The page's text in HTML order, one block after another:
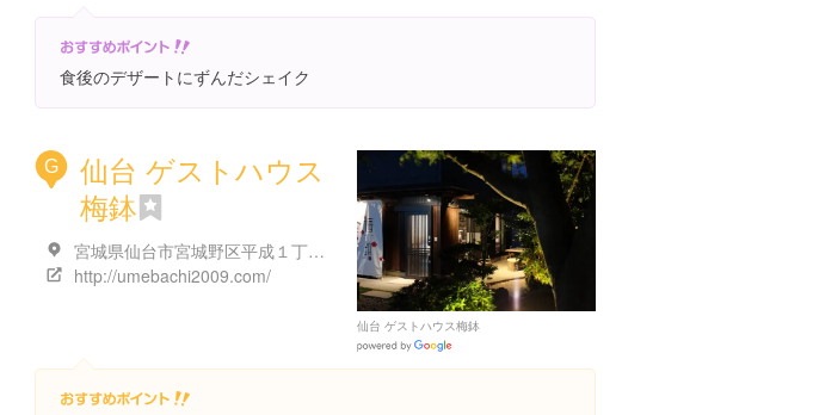
食後のデザートにずんだシェイク
G
仙台 ゲストハウス
梅鉢
宮城県仙台市宮城野区平成１丁目３-１４
http://umebachi2009.com/
仙台 ゲストハウス梅鉢
Places